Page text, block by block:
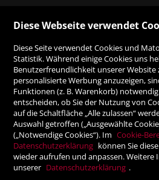
Vorauskasse
SICHER ONLINE
Diese Webseite verwendet
Diese Seite verwendet Cookies und
Statistik. Während einige Cookies uns
Benutzerfreundlichkeit unserer Website
personalisierte Werbung anzuzeigen,
Funktionen (z. B. Warenkorb)
entscheiden, ob Sie der Nutzung von
auf die Schaltfläche „Alle zulassen“
Auswahl getroffen („Ausgewählte
(„Notwendige Cookies“). Im Cookie-
Datenschutzerklärung können Sie
wieder aufrufen und anpassen.
unserer Datenschutzerklärung .